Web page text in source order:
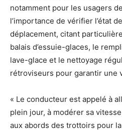
notamment pour les usagers
l’importance de vérifier l’état
déplacement, citant
balais d’essuie-glaces, le
lave-glace et le nettoyage
rétroviseurs pour garantir une
« Le conducteur est appelé à
plein jour, à modérer sa
aux abords des trottoirs pour